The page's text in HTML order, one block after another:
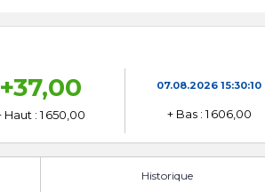
+37,00
Haut : 1 650,00
07.08.2026 15:30:10
+ Bas : 1 606,00
Historique